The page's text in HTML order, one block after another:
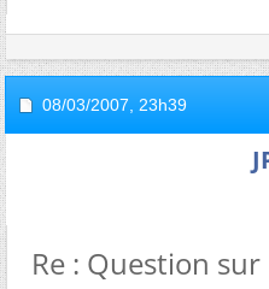
08/03/2007, 23h39
Re : Question